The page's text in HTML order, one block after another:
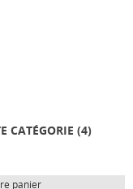
CATÉGORIE (4)
panier